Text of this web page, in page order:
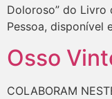
Doloroso” do Livro
Pessoa, disponível
Osso
COLABORAM